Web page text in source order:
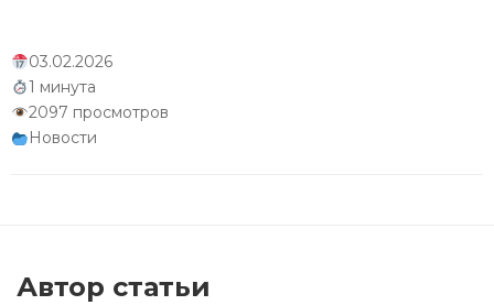
03.02.2026
1 минута
2097 просмотров
Новости
Автор статьи